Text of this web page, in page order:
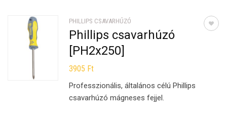
PHILLIPS CSAVARHÚZÓ
Phillips csavarhúzó
[PH2x250]
3905 Ft
Professzionális, általános célú Phillips
csavarhúzó mágneses fejjel.